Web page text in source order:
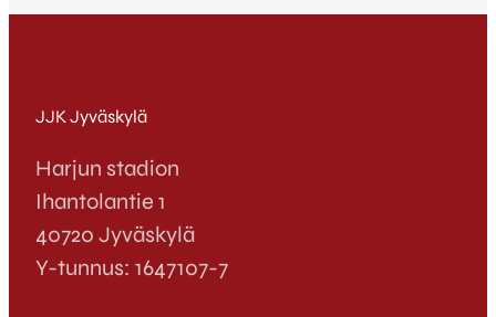
JJK Jyväskylä
Harjun stadion
Ihantolantie 1
40720 Jyväskylä
Y-tunnus: 1647107-7